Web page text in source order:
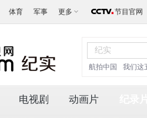
体育 军事 更多 节目官网
航拍中国 我们这
电视剧 动画片